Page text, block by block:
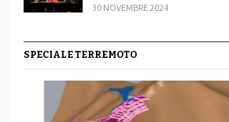
30 NOVEMBRE 2024
SPECIALE TERREMOTO